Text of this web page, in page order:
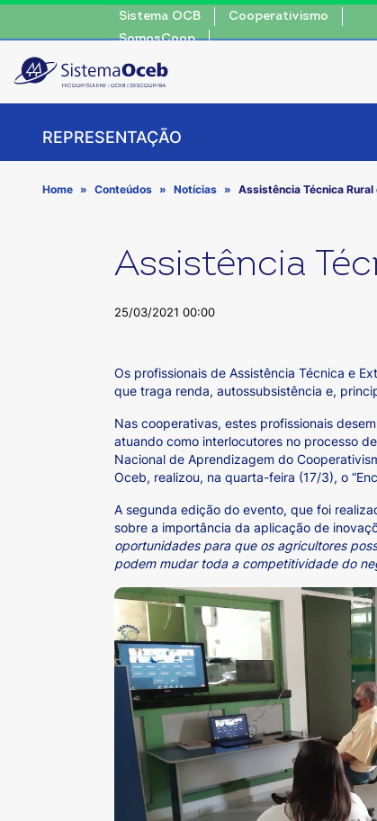
Sistema OCB
Cooperativismo
SomosCoop
REPRESENTAÇÃO
Home Conteúdos Notícias Assistência Técnica
Assistência
25/03/2021 00:00
Os profissionais de Assistência Técnica e
que traga renda, autossubsistência e,
Nas cooperativas, estes profissionais
atuando como interlocutores no processo
Nacional de Aprendizagem do
Oceb, realizou, na quarta-feira (17/3), o
A segunda edição do evento, que foi
sobre a importância da aplicação de
oportunidades para que os agricultores
podem mudar toda a competitividade do